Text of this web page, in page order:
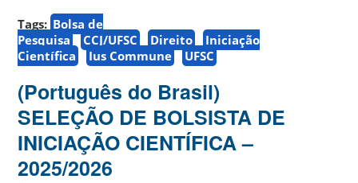
Tags: Bolsa de
Pesquisa
CCJ/UFSC Direito
Iniciação
Científica
Ius Commune UFSC
(Português do Brasil)
SELEÇÃO DE BOLSISTA DE
INICIAÇÃO CIENTÍFICA –
2025/2026